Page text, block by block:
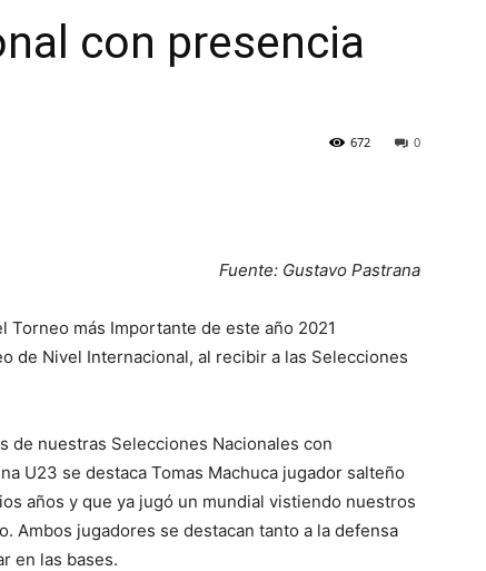
con presencia
0
672
Fuente: Gustavo Pastrana
más Importante de este año 2021
de Nivel Internacional, al recibir a las Selecciones
de nuestras Selecciones Nacionales con
U23 se destaca Tomas Machuca jugador salteño
años y que ya jugó un mundial vistiendo nuestros
Ambos jugadores se destacan tanto a la defensa
en las bases.